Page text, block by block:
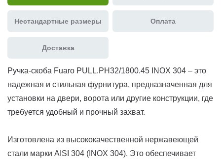
Нестандартные размеры Оплата
Доставка
Ручка-скоба Fuaro PULL.PH32/1800.45 INOX 304 – это
надежная и стильная фурнитура, предназначенная для
установки на двери, ворота или другие конструкции, где
требуется удобный и прочный захват.
Изготовлена из высококачественной нержавеющей
стали марки AISI 304 (INOX 304). Это обеспечивает